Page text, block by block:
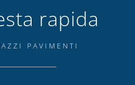
rapida
PAVIMENTI